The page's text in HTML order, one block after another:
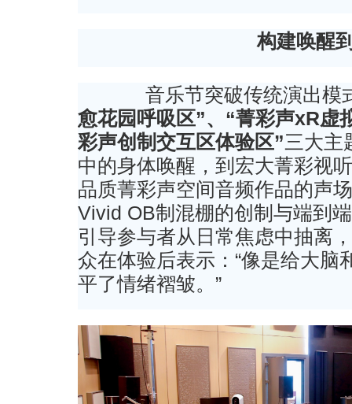
构建唤醒
音乐节突破传统演出模
愈花园呼吸区”、“菁彩声xR虚
彩声创制交互区体验区”三大主
中的身体唤醒，到宏大菁彩视
品质菁彩声空间音频作品的声
Vivid OB制混棚的创制与端到
引导参与者从日常焦虑中抽离
众在体验后表示：“像是给大脑
平了情绪褶皱。”